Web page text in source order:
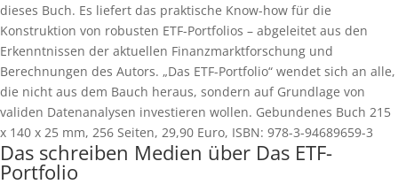
dieses Buch. Es liefert das praktische Know-how für die
Konstruktion von robusten ETF-Portfolios – abgeleitet aus den
Erkenntnissen der aktuellen Finanzmarktforschung und
Berechnungen des Autors. „Das ETF-Portfolio“ wendet sich an alle,
die nicht aus dem Bauch heraus, sondern auf Grundlage von
validen Datenanalysen investieren wollen. Gebundenes Buch 215
x 140 x 25 mm, 256 Seiten, 29,90 Euro, ISBN: 978-3-94689659-3
Das schreiben Medien über Das ETF-
Portfolio